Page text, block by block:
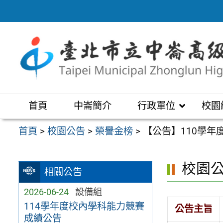
至
區
首頁
中崙簡介 行政單位 校
首頁 >校園公告 > 榮譽金榜 > 【公告】110學年
相關公告
2026-06-24 設備組
114學年度校內學科能力競賽
成績公告
校園
公告主旨